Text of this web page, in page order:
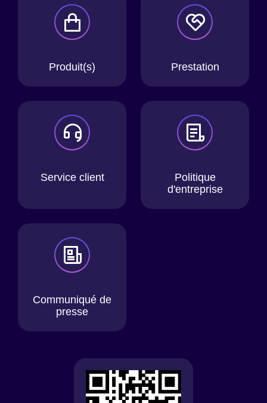
Produit(s) Prestation
Service client
Politique
d'entreprise
Communiqué de
presse